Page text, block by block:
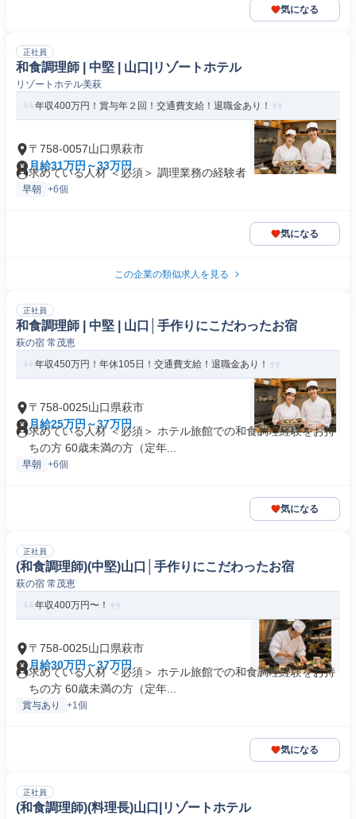
気になる
正社員
和食調理師 | 中堅 | 山口|リゾートホテル
リゾートホテル美萩
年収400万円！賞与年２回！交通費支給！退職金あり！
〒758-0057山口県萩市
月給31万円～33万円
求めている人材 ＜必須＞ 調理業務の経験者
早朝 +6個
気になる
この企業の類似求人を見る
正社員
和食調理師 | 中堅 | 山口│手作りにこだわったお宿
萩の宿 常茂恵
年収450万円！年休105日！交通費支給！退職金あり！
〒758-0025山口県萩市
月給25万円～37万円
求めている人材 ＜必須＞ ホテル旅館での和食調理経験をお持
ちの方 60歳未満の方（定年...
早朝 +6個
気になる
正社員
(和食調理師)(中堅)山口│手作りにこだわったお宿
萩の宿 常茂恵
年収400万円〜！
〒758-0025山口県萩市
月給30万円～37万円
求めている人材 ＜必須＞ ホテル旅館での和食調理経験をお持
ちの方 60歳未満の方（定年...
賞与あり +1個
気になる
正社員
(和食調理師)(料理長)山口|リゾートホテル